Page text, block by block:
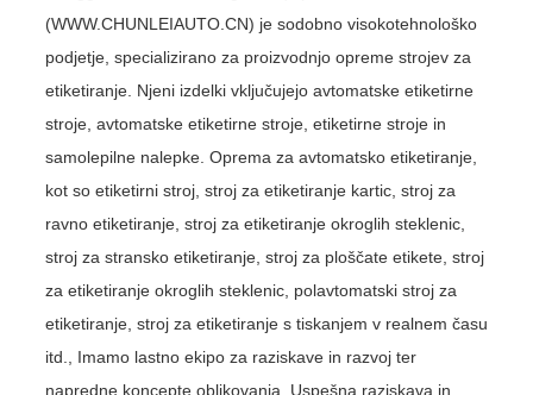
(WWW.CHUNLEIAUTO.CN) je sodobno visokotehnološko
podjetje, specializirano za proizvodnjo opreme strojev za
etiketiranje. Njeni izdelki vključujejo avtomatske etiketirne
stroje, avtomatske etiketirne stroje, etiketirne stroje in
samolepilne nalepke. Oprema za avtomatsko etiketiranje,
kot so etiketirni stroj, stroj za etiketiranje kartic, stroj za
ravno etiketiranje, stroj za etiketiranje okroglih steklenic,
stroj za stransko etiketiranje, stroj za ploščate etikete, stroj
za etiketiranje okroglih steklenic, polavtomatski stroj za
etiketiranje, stroj za etiketiranje s tiskanjem v realnem času
itd., Imamo lastno ekipo za raziskave in razvoj ter
napredne koncepte oblikovanja. Uspešna raziskava in